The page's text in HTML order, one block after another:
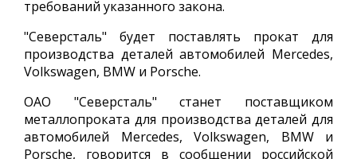
требований указанного закона.
"Северсталь" будет поставлять прокат для
производства деталей автомобилей Mercedes,
Volkswagen, BMW и Porsche.
ОАО "Северсталь" станет поставщиком
металлопроката для производства деталей для
автомобилей Mercedes, Volkswagen, BMW и
Porsche, говорится в сообщении российской